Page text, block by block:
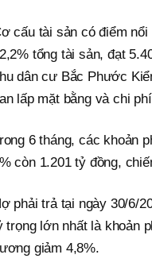
cấu tài sản có điểm
tổng tài sản, đạt
dân cư Bắc Phước
lấp mặt bằng và chi
6 tháng, các khoản
còn 1.201 tỷ đồng,
phải trả tại ngày 30/6/
trọng lớn nhất là khoản
giảm 4,8%.